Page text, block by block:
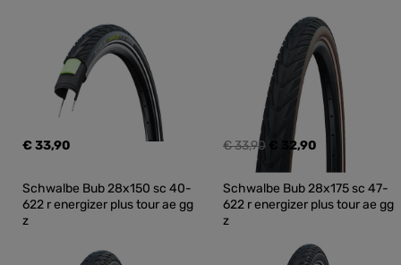
€ 33,90 € 33,90 € 32,90
Schwalbe Bub 28x150 sc 40-
622 r energizer plus tour ae gg
z
Schwalbe Bub 28x175 sc 47-
622 r energizer plus tour ae gg
z